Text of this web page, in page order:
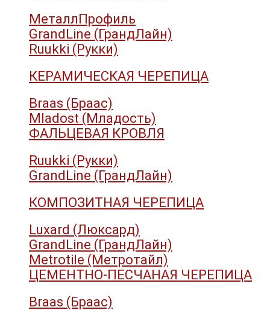
МеталлПрофиль
GrandLine (ГрандЛайн)
Ruukki (Рукки)
КЕРАМИЧЕСКАЯ ЧЕРЕПИЦА
Braas (Браас)
Mladost (Младость)
ФАЛЬЦЕВАЯ КРОВЛЯ
Ruukki (Рукки)
GrandLine (ГрандЛайн)
КОМПОЗИТНАЯ ЧЕРЕПИЦА
Luxard (Люксард)
GrandLine (ГрандЛайн)
Metrotile (Метротайл)
ЦЕМЕНТНО-ПЕСЧАНАЯ ЧЕРЕПИЦА
Braas (Браас)